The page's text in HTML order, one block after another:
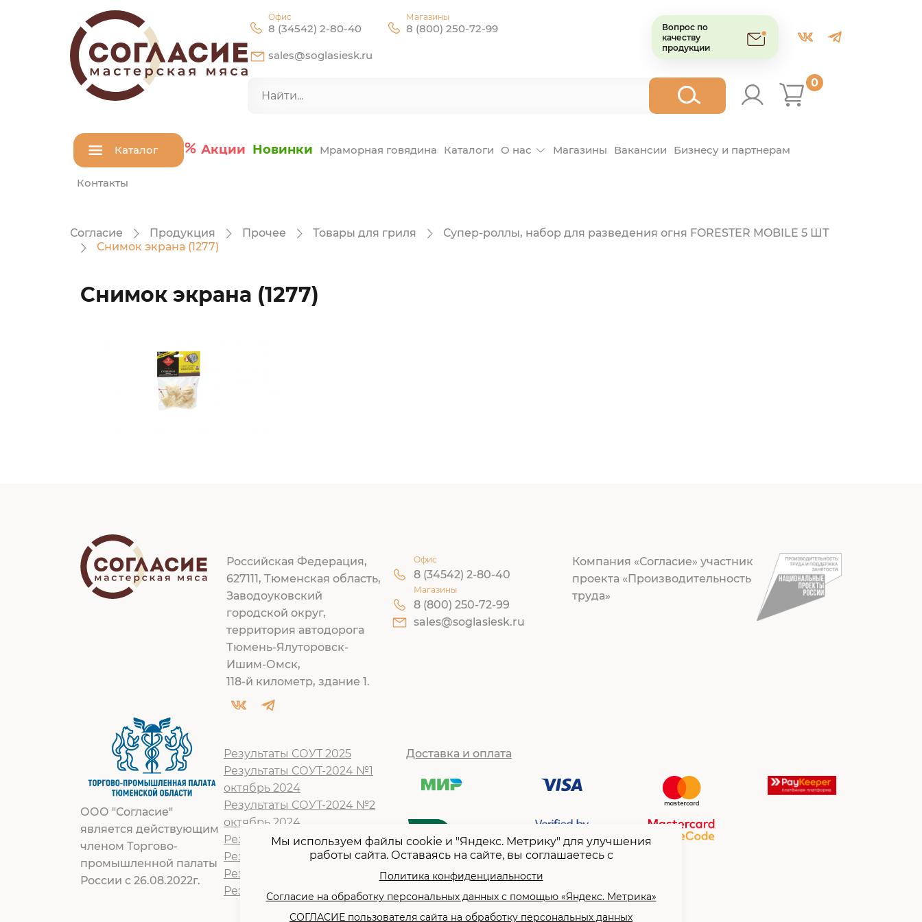
Офис
8 (34542) 2-80-40
Магазины
8 (800) 250-72-99
sales@soglasiesk.ru
Вопрос по
качеству
продукции
0
Каталог Акции Новинки Мраморная говядина Каталоги О нас Магазины Вакансии Бизнесу и партнерам
Контакты
Согласие Продукция Прочее Товары для гриля
Супер-роллы, набор для разведения огня FORESTER MOBILE 5 ШТ
Снимок экрана (1277)
Снимок экрана (1277)
Российская Федерация,
627111, Тюменская область,
Заводоуковский
городской округ,
территория автодорога
Тюмень-Ялуторовск-
Ишим-Омск,
118-й километр, здание 1.
Офис
8 (34542) 2-80-40
Магазины
8 (800) 250-72-99
sales@soglasiesk.ru
Компания «Согласие» участник
проекта «Производительность
труда»
ООО "Согласие"
является действующим
членом Торгово-
промышленной палаты
России с 26.08.2022г.
Результаты СОУТ 2025
Результаты СОУТ-2024 №1
октябрь 2024
Результаты СОУТ-2024 №2
октябрь 2024
Результат СОУТ -2024 №1
Результат СОУТ -2024 №2
Результат СОУТ-2023 №1
Результат СОУТ -2023 №2
Доставка и оплата
Мы используем файлы cookie и "Яндекс. Метрику" для улучшения
работы сайта. Оставаясь на сайте, вы соглашаетесь с
Политика конфиденциальности
Согласие на обработку персональных данных с помощью «Яндекс. Метрика»
СОГЛАСИЕ пользователя сайта на обработку персональных данных